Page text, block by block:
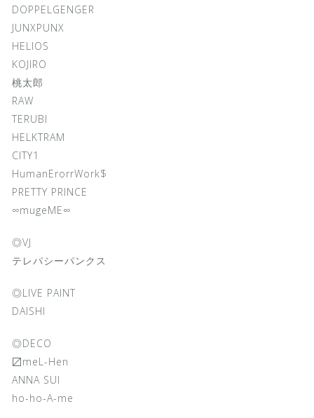
DOPPELGENGER
JUNXPUNX
HELIOS
KOJIRO
桃太郎
RAW
TERUBI
HELKTRAM
CITY1
HumanErorrWork$
PRETTY PRINCE
∞mugeME∞
◎VJ
テレパシーパンクス
◎LIVE PAINT
DAISHI
◎DECO
〼meL-Hen
ANNA SUI
ho-ho-A-me